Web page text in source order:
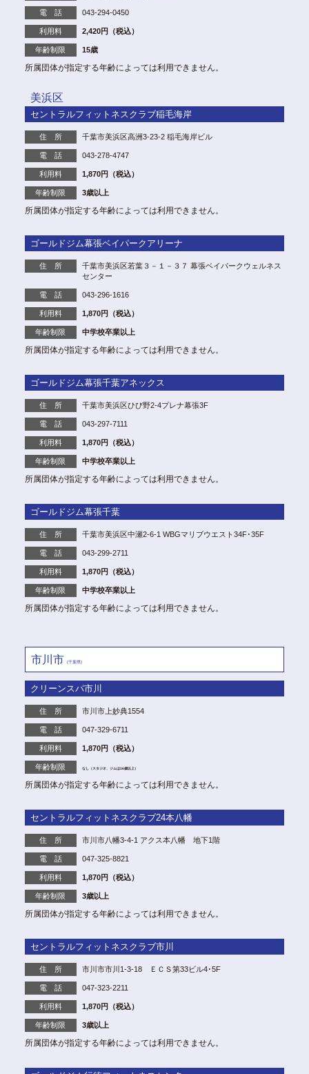
電 話 043-294-0450
利用料 2,420円（税込）
年齢制限 15歳
所属団体が指定する年齢によっては利用できません。
美浜区
セントラルフィットネスクラブ稲毛海岸
住 所 千葉市美浜区高洲3-23-2 稲毛海岸ビル
電 話 043-278-4747
利用料 1,870円（税込）
年齢制限 3歳以上
所属団体が指定する年齢によっては利用できません。
ゴールドジム幕張ベイパークアリーナ
住 所
千葉市美浜区若葉３－１－３７ 幕張ベイパークウェルネス
センター
電 話 043-296-1616
利用料 1,870円（税込）
年齢制限 中学校卒業以上
所属団体が指定する年齢によっては利用できません。
ゴールドジム幕張千葉アネックス
住 所 千葉市美浜区ひび野2-4プレナ幕張3F
電 話 043-297-7111
利用料 1,870円（税込）
年齢制限 中学校卒業以上
所属団体が指定する年齢によっては利用できません。
ゴールドジム幕張千葉
住 所 千葉市美浜区中瀬2-6-1 WBGマリブウエスト34F･35F
電 話 043-299-2711
利用料 1,870円（税込）
年齢制限 中学校卒業以上
所属団体が指定する年齢によっては利用できません。
市川市 (千葉県)
クリーンスパ市川
住 所 市川市上妙典1554
電 話 047-329-6711
利用料 1,870円（税込）
年齢制限 なし（スタジオ、ジムは16歳以上）
所属団体が指定する年齢によっては利用できません。
セントラルフィットネスクラブ24本八幡
住 所 市川市八幡3-4-1 アクス本八幡 地下1階
電 話 047-325-8821
利用料 1,870円（税込）
年齢制限 3歳以上
所属団体が指定する年齢によっては利用できません。
セントラルフィットネスクラブ市川
住 所 市川市市川1-3-18 ＥＣＳ第33ビル4･5F
電 話 047-323-2211
利用料 1,870円（税込）
年齢制限 3歳以上
所属団体が指定する年齢によっては利用できません。